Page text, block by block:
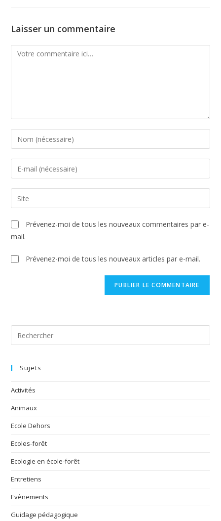
Laisser un commentaire
Prévenez-moi de tous les nouveaux commentaires par e-
mail.
Prévenez-moi de tous les nouveaux articles par e-mail.
Sujets
Activités
Animaux
Ecole Dehors
Ecoles-forêt
Ecologie en école-forêt
Entretiens
Evènements
Guidage pédagogique